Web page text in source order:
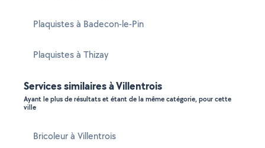
Plaquistes à Badecon-le-Pin
Plaquistes à Thizay
Services similaires à Villentrois
Ayant le plus de résultats et étant de la même catégorie, pour cette
ville
Bricoleur à Villentrois